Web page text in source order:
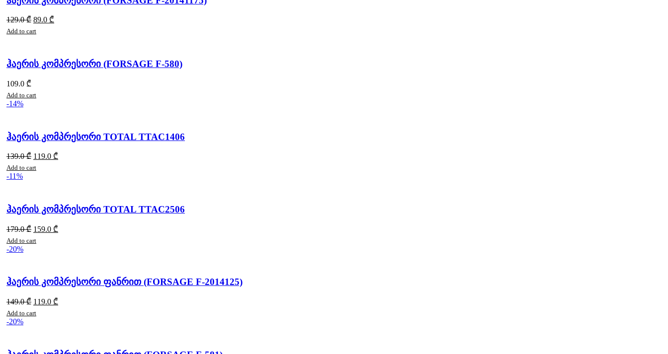
129.0₾ 89.0 ₾
Add to cart
ჰაერის კომპრესორი (FORSAGE F-580)
109.0 ₾
Add to cart
-14%
ჰაერის კომპრესორი TOTAL TTAC1406
139.0₾ 119.0 ₾
Add to cart
-11%
ჰაერის კომპრესორი TOTAL TTAC2506
179.0₾ 159.0 ₾
Add to cart
-20%
ჰაერის კომპრესორი ფანრით (FORSAGE F-2014125)
149.0₾ 119.0 ₾
Add to cart
-20%